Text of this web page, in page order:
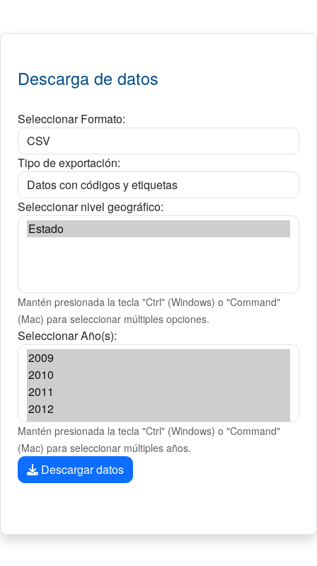
Descarga de datos
Seleccionar Formato:
Tipo de exportación:
Seleccionar nivel geográfico:
Mantén presionada la tecla "Ctrl" (Windows) o "Command"
(Mac) para seleccionar múltiples opciones.
Seleccionar Año(s):
Mantén presionada la tecla "Ctrl" (Windows) o "Command"
(Mac) para seleccionar múltiples años.
Descargar datos